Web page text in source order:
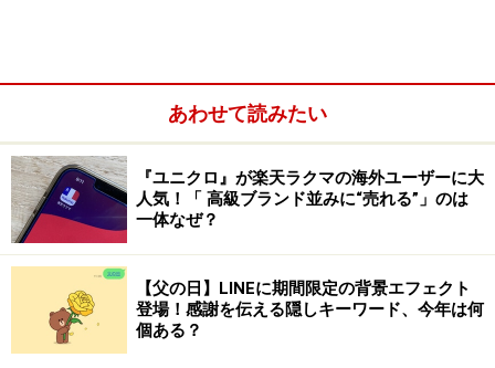
Yahoo!メール上で受送信したい外部メールアドレスを入
力します。名前はその外部メールアドレスで設定してい
る名前でなくても構いません。自分でわかりやすい名前
を設定し、「続ける」をクリックします。
2. メールサーバー、アカウントなどを入力する
次の画面が表示されたらプロバイダなどの受信情報を確
認し、メールサーバー、アカウント、パスワードを入
力。「プライバシーの考え方」および「Yahoo!メールガ
あわせて読みたい
『ユニクロ』が楽天ラクマの海外ユーザーに大
人気！「 高級ブランド並みに“売れる”」のは
一体なぜ？
【父の日】LINEに期間限定の背景エフェクト
登場！感謝を伝える隠しキーワード、今年は何
個ある？